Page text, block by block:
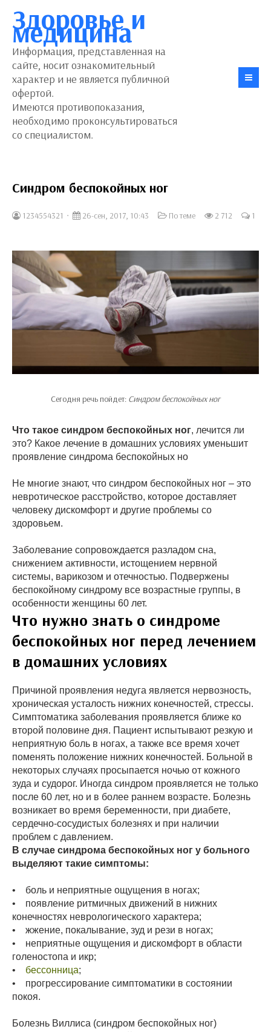
Здоровье и
медицина
Информация, представленная на
сайте, носит ознакомительный
характер и не является публичной
офертой.
Имеются противопоказания,
необходимо проконсультироваться
со специалистом.
Синдром беспокойных ног
1234554321 26-сен, 2017, 10:43 По теме 2 712 1
Сегодня речь пойдет: Синдром беспокойных ног
Что такое синдром беспокойных ног, лечится ли
это? Какое лечение в домашних условиях уменьшит
проявление синдрома беспокойных но
Не многие знают, что синдром беспокойных ног – это
невротическое расстройство, которое доставляет
человеку дискомфорт и другие проблемы со
здоровьем.
Заболевание сопровождается разладом сна,
снижением активности, истощением нервной
системы, варикозом и отечностью. Подвержены
беспокойному синдрому все возрастные группы, в
особенности женщины 60 лет.
Что нужно знать о синдроме
беспокойных ног перед лечением
в домашних условиях
Причиной проявления недуга является нервозность,
хроническая усталость нижних конечностей, стрессы.
Симптоматика заболевания проявляется ближе ко
второй половине дня. Пациент испытывают резкую и
неприятную боль в ногах, а также все время хочет
поменять положение нижних конечностей. Больной в
некоторых случаях просыпается ночью от кожного
зуда и судорог. Иногда синдром проявляется не только
после 60 лет, но и в более раннем возрасте. Болезнь
возникает во время беременности, при диабете,
сердечно-сосудистых болезнях и при наличии
проблем с давлением.
В случае синдрома беспокойных ног у больного
выделяют такие симптомы:
• боль и неприятные ощущения в ногах;
• появление ритмичных движений в нижних
конечностях неврологического характера;
• жжение, покалывание, зуд и рези в ногах;
• неприятные ощущения и дискомфорт в области
голеностопа и икр;
• бессонница;
• прогрессирование симптоматики в состоянии
покоя.
Болезнь Виллиса (синдром беспокойных ног)